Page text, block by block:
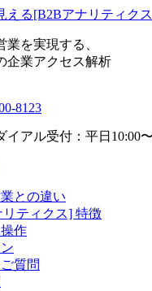
業を実現する、
企業アクセス解析
イアル受付：平日10:00
との違い
リティクス] 特徴
作
質問